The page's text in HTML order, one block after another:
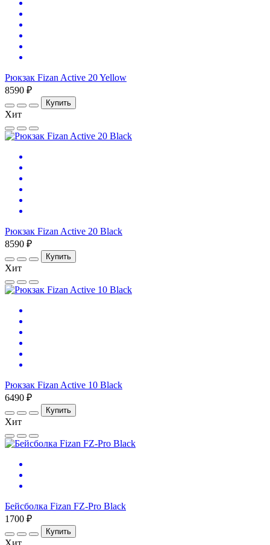
Рюкзак Fizan Active 20 Yellow
8590 ₽
Купить
Хит
Рюкзак Fizan Active 20 Black
8590 ₽
Купить
Хит
Рюкзак Fizan Active 10 Black
6490 ₽
Купить
Хит
Бейсболка Fizan FZ-Pro Black
1700 ₽
Купить
Хит